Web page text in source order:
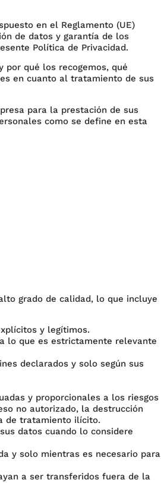
en el Reglamento (UE)
de datos y garantía de los
Política de Privacidad.
por qué los recogemos, qué
en cuanto al tratamiento de sus
para la prestación de sus
como se define en esta
grado de calidad, lo que incluye
y legítimos.
lo que es estrictamente relevante
declarados y solo según sus
y proporcionales a los riesgos
no autorizado, la destrucción
de tratamiento ilícito.
datos cuando lo considere
y solo mientras es necesario para
a ser transferidos fuera de la